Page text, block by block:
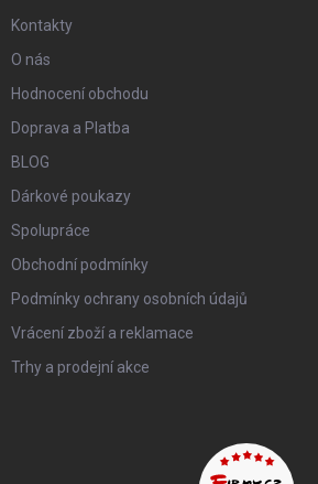
Kontakty
O nás
Hodnocení obchodu
Doprava a Platba
BLOG
Dárkové poukazy
Spolupráce
Obchodní podmínky
Podmínky ochrany osobních údajů
Vrácení zboží a reklamace
Trhy a prodejní akce